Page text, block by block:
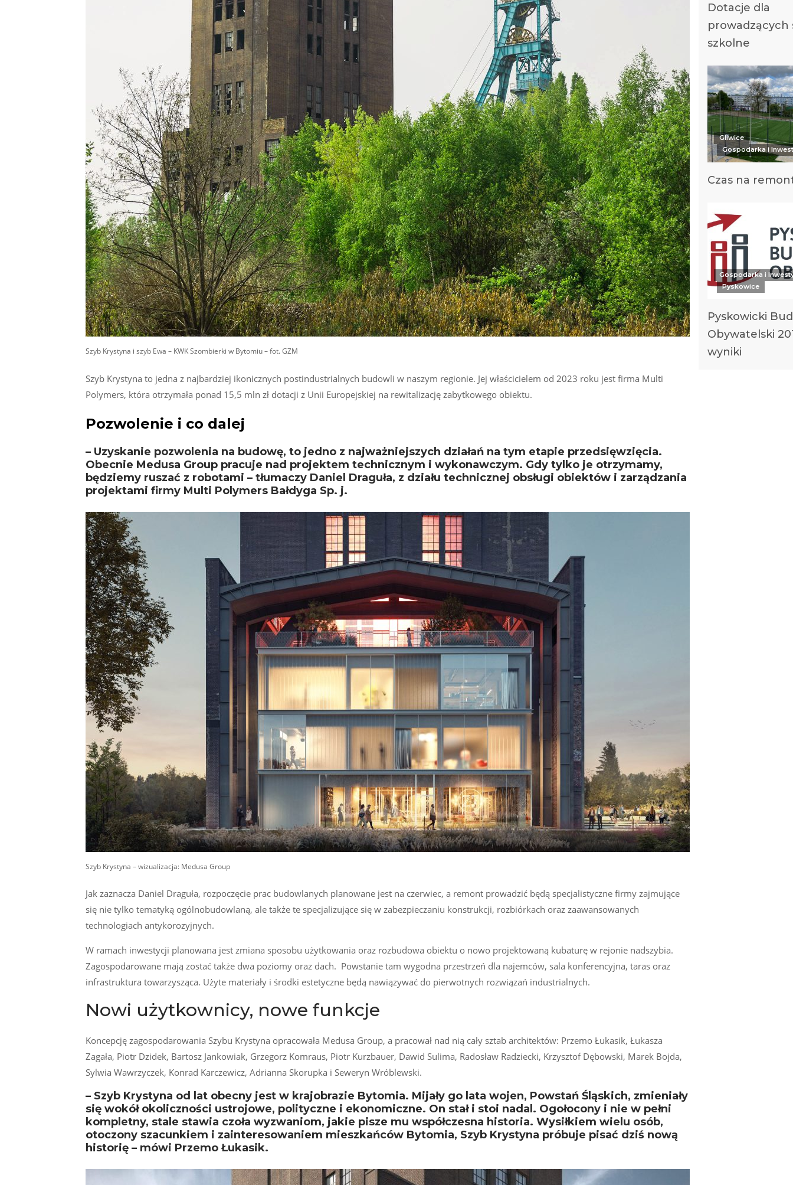
Szyb Krystyna i szyb Ewa – KWK Szombierki w Bytomiu – fot. GZM
Szyb Krystyna to jedna z najbardziej ikonicznych postindustrialnych budowli w naszym regionie. Jej właścicielem od 2023 roku jest firma Multi
Polymers, która otrzymała ponad 15,5 mln zł dotacji z Unii Europejskiej na rewitalizację zabytkowego obiektu.
Pozwolenie i co dalej
– Uzyskanie pozwolenia na budowę, to jedno z najważniejszych działań na tym etapie przedsięwzięcia.
Obecnie Medusa Group pracuje nad projektem technicznym i wykonawczym. Gdy tylko je otrzymamy,
będziemy ruszać z robotami – tłumaczy Daniel Draguła, z działu technicznej obsługi obiektów i zarządzania
projektami firmy Multi Polymers Bałdyga Sp. j.
Szyb Krystyna – wizualizacja: Medusa Group
Jak zaznacza Daniel Draguła, rozpoczęcie prac budowlanych planowane jest na czerwiec, a remont prowadzić będą specjalistyczne firmy zajmujące
się nie tylko tematyką ogólnobudowlaną, ale także te specjalizujące się w zabezpieczaniu konstrukcji, rozbiórkach oraz zaawansowanych
technologiach antykorozyjnych.
W ramach inwestycji planowana jest zmiana sposobu użytkowania oraz rozbudowa obiektu o nowo projektowaną kubaturę w rejonie nadszybia.
Zagospodarowane mają zostać także dwa poziomy oraz dach. Powstanie tam wygodna przestrzeń dla najemców, sala konferencyjna, taras oraz
infrastruktura towarzysząca. Użyte materiały i środki estetyczne będą nawiązywać do pierwotnych rozwiązań industrialnych.
Nowi użytkownicy, nowe funkcje
Koncepcję zagospodarowania Szybu Krystyna opracowała Medusa Group, a pracował nad nią cały sztab architektów: Przemo Łukasik, Łukasza
Zagała, Piotr Dzidek, Bartosz Jankowiak, Grzegorz Komraus, Piotr Kurzbauer, Dawid Sulima, Radosław Radziecki, Krzysztof Dębowski, Marek Bojda,
Sylwia Wawrzyczek, Konrad Karczewicz, Adrianna Skorupka i Seweryn Wróblewski.
– Szyb Krystyna od lat obecny jest w krajobrazie Bytomia. Mijały go lata wojen, Powstań Śląskich, zmieniały
się wokół okoliczności ustrojowe, polityczne i ekonomiczne. On stał i stoi nadal. Ogołocony i nie w pełni
kompletny, stale stawia czoła wyzwaniom, jakie pisze mu współczesna historia. Wysiłkiem wielu osób,
otoczony szacunkiem i zainteresowaniem mieszkańców Bytomia, Szyb Krystyna próbuje pisać dziś nową
historię – mówi Przemo Łukasik.
Dotacje dla
prowadzących
szkolne
Gliwice
Gospodarka i
Czas na
Gospodarka i
Pyskowice
Pyskowicki
Obywatelski
wyniki